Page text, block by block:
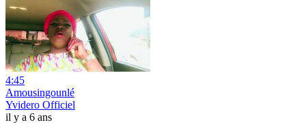
4:45
Amousingounlé
Yvidero Officiel
il y a 6 ans